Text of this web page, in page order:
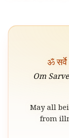
ॐ
Om
May all
from